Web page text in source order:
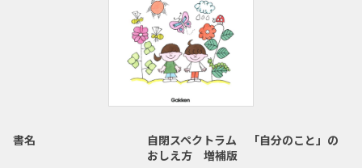
書名
自閉スペクトラム 「自分のこと」の
おしえ方 増補版